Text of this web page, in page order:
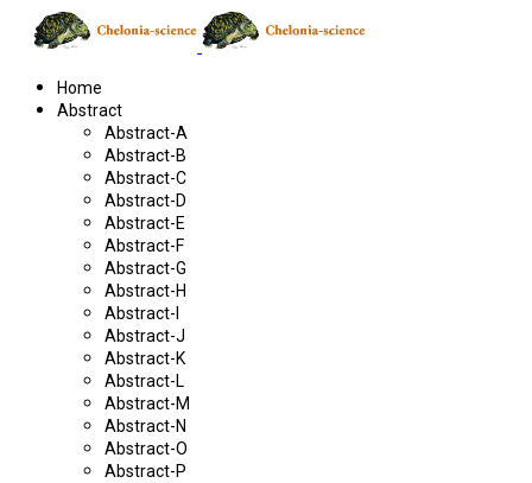
Home
Abstract
Abstract-A
Abstract-B
Abstract-C
Abstract-D
Abstract-E
Abstract-F
Abstract-G
Abstract-H
Abstract-I
Abstract-J
Abstract-K
Abstract-L
Abstract-M
Abstract-N
Abstract-O
Abstract-P